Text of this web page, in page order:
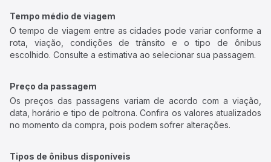
Tempo médio de viagem
O tempo de viagem entre as cidades pode variar conforme a
rota, viação, condições de trânsito e o tipo de ônibus
escolhido. Consulte a estimativa ao selecionar sua passagem.
Preço da passagem
Os preços das passagens variam de acordo com a viação,
data, horário e tipo de poltrona. Confira os valores atualizados
no momento da compra, pois podem sofrer alterações.
Tipos de ônibus disponíveis